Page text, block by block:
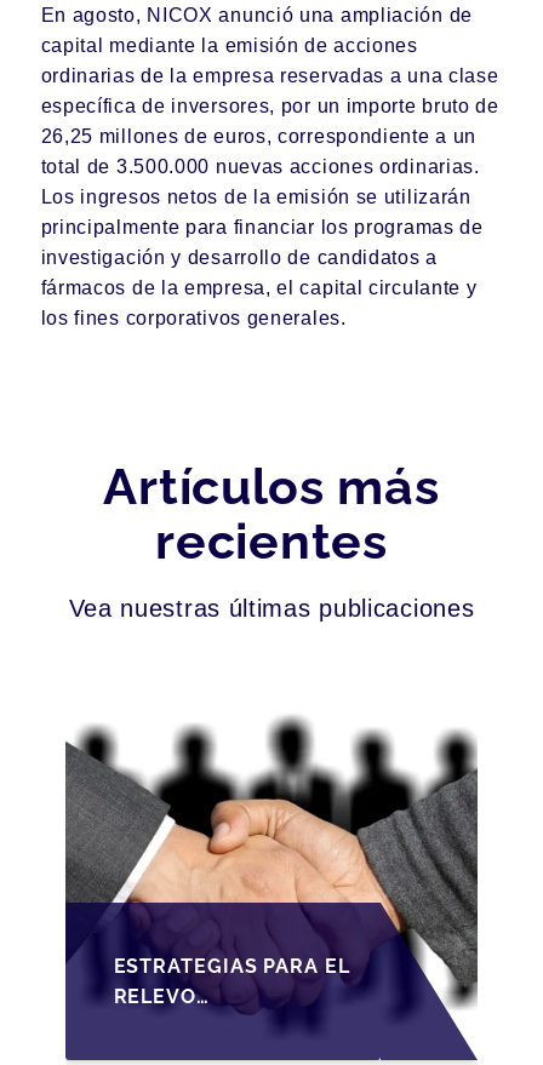
En agosto, NICOX anunció una ampliación de
capital mediante la emisión de acciones
ordinarias de la empresa reservadas a una clase
específica de inversores, por un importe bruto de
26,25 millones de euros, correspondiente a un
total de 3.500.000 nuevas acciones ordinarias.
Los ingresos netos de la emisión se utilizarán
principalmente para financiar los programas de
investigación y desarrollo de candidatos a
fármacos de la empresa, el capital circulante y
los fines corporativos generales.
Artículos más
recientes
Vea nuestras últimas publicaciones
ESTRATEGIAS PARA EL
RELEVO
GENERACIONAL EN
PYMES ESPAÑOLAS